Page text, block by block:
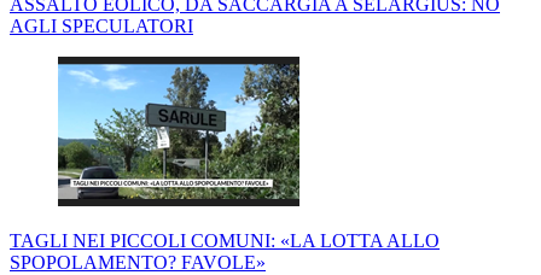
ASSALTO EOLICO, DA SACCARGIA A SELARGIUS: NO
AGLI SPECULATORI
TAGLI NEI PICCOLI COMUNI: «LA LOTTA ALLO
SPOPOLAMENTO? FAVOLE»